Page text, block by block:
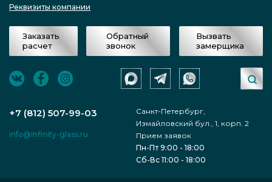
Реквизиты компании
Заказать
расчет
Обратный
звонок
Вызвать
замерщика
+7 (812) 507-99-03
Санкт-Петербург,
Измайловский бул., 1, корп. 2
info@infinity-glass.ru
Прием заявок
Пн-Пт 9:00 - 18:00
Сб-Вс 11:00 - 18:00